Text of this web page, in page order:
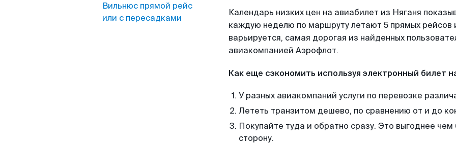
Вильнюс прямой рейс
или с пересадками
Календарь низких цен на авиабилет из Няганя
каждую неделю по маршруту летают 5 прямых рейсов
варьируется, самая дорогая из найденных
авиакомпанией Аэрофлот.
Как еще сэкономить используя электронный билет
У разных авиакомпаний услуги по перевозке
Лететь транзитом дешево, по сравнению от и до
Покупайте туда и обратно сразу. Это выгоднее
сторону.